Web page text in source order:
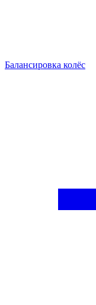
Балансировка колёс